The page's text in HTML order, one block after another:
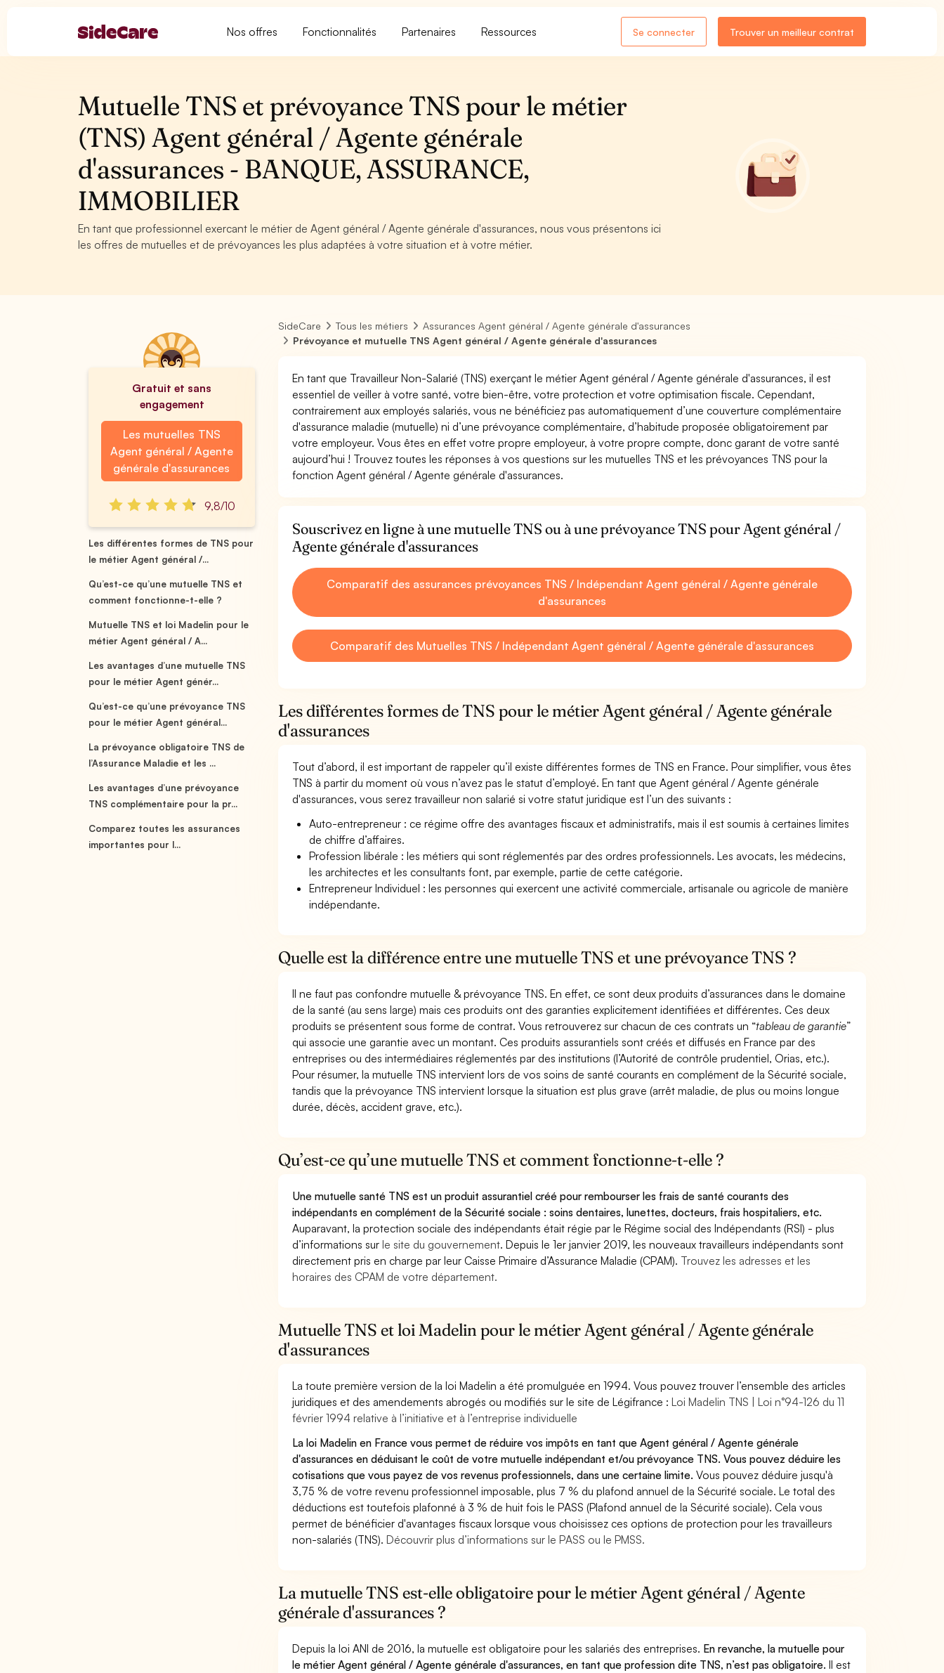
Nos offres Fonctionnalités Partenaires Ressources Se connecter Trouver un meilleur contrat
Mutuelle TNS et prévoyance TNS pour le métier
(TNS) Agent général / Agente générale
d'assurances - BANQUE, ASSURANCE,
IMMOBILIER
En tant que professionnel exercant le métier de Agent général / Agente générale d'assurances, nous vous présentons ici
les offres de mutuelles et de prévoyances les plus adaptées à votre situation et à votre métier.
Gratuit et sans
engagement
Les mutuelles TNS
Agent général / Agente
générale d'assurances
9,8/10
Les différentes formes de TNS pour
le métier Agent général /...
Qu’est-ce qu’une mutuelle TNS et
comment fonctionne-t-elle ?
Mutuelle TNS et loi Madelin pour le
métier Agent général / A...
Les avantages d’une mutuelle TNS
pour le métier Agent génér...
Qu’est-ce qu’une prévoyance TNS
pour le métier Agent général...
La prévoyance obligatoire TNS de
l’Assurance Maladie et les ...
Les avantages d’une prévoyance
TNS complémentaire pour la pr...
Comparez toutes les assurances
importantes pour l...
SideCare Tous les métiers
Assurances Agent général / Agente générale d'assurances
Prévoyance et mutuelle TNS Agent général / Agente générale d'assurances
En tant que Travailleur Non-Salarié (TNS) exerçant le métier Agent général / Agente générale d'assurances, il est
essentiel de veiller à votre santé, votre bien-être, votre protection et votre optimisation fiscale. Cependant,
contrairement aux employés salariés, vous ne bénéficiez pas automatiquement d’une couverture complémentaire
d'assurance maladie (mutuelle) ni d’une prévoyance complémentaire, d’habitude proposée obligatoirement par
votre employeur. Vous êtes en effet votre propre employeur, à votre propre compte, donc garant de votre santé
aujourd’hui ! Trouvez toutes les réponses à vos questions sur les mutuelles TNS et les prévoyances TNS pour la
fonction Agent général / Agente générale d'assurances.
Souscrivez en ligne à une mutuelle TNS ou à une prévoyance TNS pour Agent général /
Agente générale d'assurances
Comparatif des assurances prévoyances TNS / Indépendant Agent général / Agente générale
d'assurances
Comparatif des Mutuelles TNS / Indépendant Agent général / Agente générale d'assurances
Les différentes formes de TNS pour le métier Agent général / Agente générale
d'assurances
Tout d’abord, il est important de rappeler qu’il existe différentes formes de TNS en France. Pour simplifier, vous êtes
TNS à partir du moment où vous n’avez pas le statut d’employé. En tant que Agent général / Agente générale
d'assurances, vous serez travailleur non salarié si votre statut juridique est l’un des suivants :
Auto-entrepreneur : ce régime offre des avantages fiscaux et administratifs, mais il est soumis à certaines limites
de chiffre d’affaires.
Profession libérale : les métiers qui sont réglementés par des ordres professionnels. Les avocats, les médecins,
les architectes et les consultants font, par exemple, partie de cette catégorie.
Entrepreneur Individuel : les personnes qui exercent une activité commerciale, artisanale ou agricole de manière
indépendante.
Quelle est la différence entre une mutuelle TNS et une prévoyance TNS ?
Il ne faut pas confondre mutuelle & prévoyance TNS. En effet, ce sont deux produits d’assurances dans le domaine
de la santé (au sens large) mais ces produits ont des garanties explicitement identifiées et différentes. Ces deux
produits se présentent sous forme de contrat. Vous retrouverez sur chacun de ces contrats un “tableau de garantie”
qui associe une garantie avec un montant. Ces produits assurantiels sont créés et diffusés en France par des
entreprises ou des intermédiaires réglementés par des institutions (l’Autorité de contrôle prudentiel, Orias, etc.).
Pour résumer, la mutuelle TNS intervient lors de vos soins de santé courants en complément de la Sécurité sociale,
tandis que la prévoyance TNS intervient lorsque la situation est plus grave (arrêt maladie, de plus ou moins longue
durée, décès, accident grave, etc.).
Qu’est-ce qu’une mutuelle TNS et comment fonctionne-t-elle ?
Une mutuelle santé TNS est un produit assurantiel créé pour rembourser les frais de santé courants des
indépendants en complément de la Sécurité sociale : soins dentaires, lunettes, docteurs, frais hospitaliers, etc.
Auparavant, la protection sociale des indépendants était régie par le Régime social des Indépendants (RSI) - plus
d’informations surle site du gouvernement. Depuis le 1er janvier 2019, les nouveaux travailleurs indépendants sont
directement pris en charge par leur Caisse Primaire d’Assurance Maladie (CPAM). Trouvez les adresses et les
horaires des CPAM de votre département.
Mutuelle TNS et loi Madelin pour le métier Agent général / Agente générale
d'assurances
La toute première version de la loi Madelin a été promulguée en 1994. Vous pouvez trouver l’ensemble des articles
juridiques et des amendements abrogés ou modifiés sur le site de Légifrance :Loi Madelin TNS | Loi n°94-126 du 11
février 1994 relative à l’initiative et à l’entreprise individuelle
La loi Madelin en France vous permet de réduire vos impôts en tant que Agent général / Agente générale
d'assurances en déduisant le coût de votre mutuelle indépendant et/ou prévoyance TNS. Vous pouvez déduire les
cotisations que vous payez de vos revenus professionnels, dans une certaine limite.Vous pouvez déduire jusqu'à
3,75 % de votre revenu professionnel imposable, plus 7 % du plafond annuel de la Sécurité sociale. Le total des
déductions est toutefois plafonné à 3 % de huit fois le PASS (Plafond annuel de la Sécurité sociale). Cela vous
permet de bénéficier d'avantages fiscaux lorsque vous choisissez ces options de protection pour les travailleurs
non-salariés (TNS).Découvrir plus d’informations sur le PASS ou le PMSS.
La mutuelle TNS est-elle obligatoire pour le métier Agent général / Agente
générale d'assurances ?
Depuis la loi ANI de 2016, la mutuelle est obligatoire pour les salariés des entreprises. En revanche, la mutuelle pour
le métier Agent général / Agente générale d'assurances, en tant que profession dite TNS, n’est pas obligatoire.Il est